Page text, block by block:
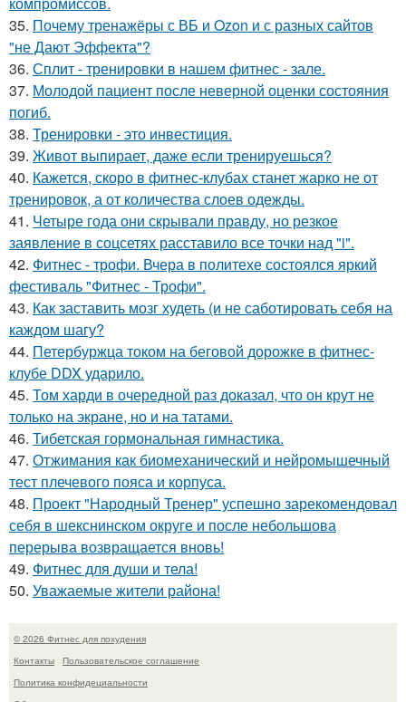
35. Почему тренажёры с ВБ и Ozon и с разных сайтов
"не Дают Эффекта"?
36. Сплит - тренировки в нашем фитнес - зале.
37. Молодой пациент после неверной оценки состояния
погиб.
38. Тренировки - это инвестиция.
39. Живот выпирает, даже если тренируешься?
40. Кажется, скоро в фитнес-клубах станет жарко не от
тренировок, а от количества слоев одежды.
41. Четыре года они скрывали правду, но резкое
заявление в соцсетях расставило все точки над "i".
42. Фитнес - трофи. Вчера в политехе состоялся яркий
фестиваль "Фитнес - Трофи".
43. Как заставить мозг худеть (и не саботировать себя на
каждом шагу?
44. Петербуржца током на беговой дорожке в фитнес-
клубе DDX ударило.
45. Том харди в очередной раз доказал, что он крут не
только на экране, но и на татами.
46. Тибетская гормональная гимнастика.
47. Отжимания как биомеханический и нейромышечный
тест плечевого пояса и корпуса.
48. Проект "Народный Тренер" успешно зарекомендовал
себя в шекснинском округе и после небольшова
перерыва возвращается вновь!
49. Фитнес для души и тела!
50. Уважаемые жители района!
© 2026 Фитнес для похудения
Контакты
Пользовательское соглашение
Политика конфидециальности